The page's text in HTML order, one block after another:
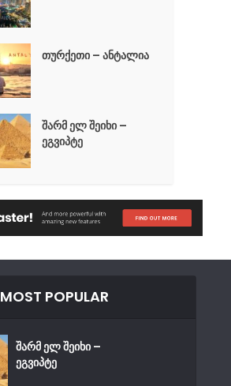
თურქეთი – ანტალია
შარმ ელ შეიხი –
ეგვიპტე
MOST POPULAR
შარმ ელ შეიხი –
ეგვიპტე